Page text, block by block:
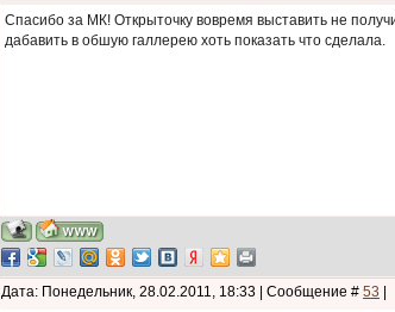
Спасибо за МК! Открыточку вовремя выставить не
дабавить в обшую галлерею хоть показать что сделала.
Дата: Понедельник, 28.02.2011, 18:33 | Сообщение # 53